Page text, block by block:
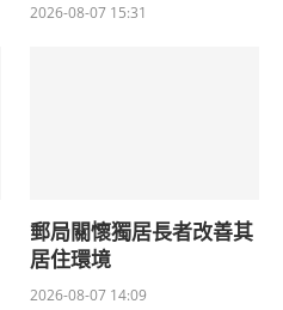
2026-08-07 15:31
郵局關懷獨居長者改善其
居住環境
2026-08-07 14:09